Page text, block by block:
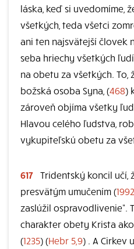
láska, keď si uvedomíme,
všetkých, teda všetci
ani ten najsvätejší človek
seba hriechy všetkých
na obetu za všetkých. To,
božská osoba Syna, (468)
zároveň objíma všetky
Hlavou celého ľudstva,
vykupiteľskú obetu za
617 Tridentský koncil učí,
presvätým umučením (1992
zaslúžil ospravodlivenie“.
charakter obety Krista
(1235) (Hebr 5,9) . A Cirkev